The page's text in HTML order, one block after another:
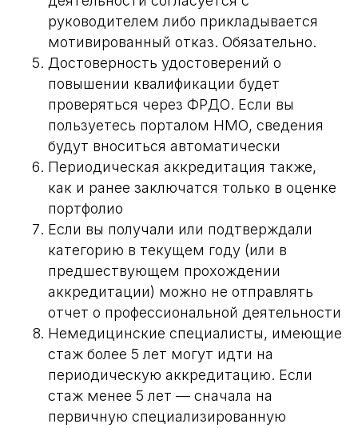
руководителем либо прикладывается
мотивированный отказ. Обязательно.
Достоверность удостоверений о
повышении квалификации будет
проверяться через ФРДО. Если вы
пользуетесь порталом НМО, сведения
будут вноситься автоматически
Периодическая аккредитация также,
как и ранее заключатся только в оценке
портфолио
Если вы получали или подтверждали
категорию в текущем году (или в
предшествующем прохождении
аккредитации) можно не отправлять
отчет о профессиональной деятельности
Немедицинские специалисты, имеющие
стаж более 5 лет могут идти на
периодическую аккредитацию. Если
стаж менее 5 лет — сначала на
первичную специализированную